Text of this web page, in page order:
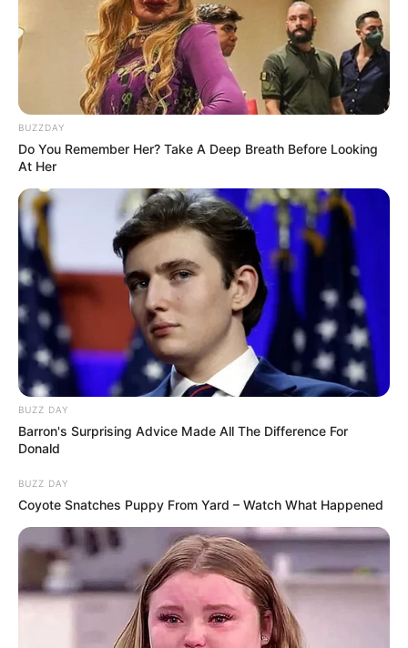
BUZZDAY
Do You Remember Her? Take A Deep Breath Before Looking
At Her
BUZZ DAY
Barron's Surprising Advice Made All The Difference For
Donald
BUZZ DAY
Coyote Snatches Puppy From Yard – Watch What Happened